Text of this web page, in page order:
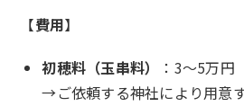
【費用】
初穂料（玉串料）
：3～5万円
→ご依頼する神社により用意